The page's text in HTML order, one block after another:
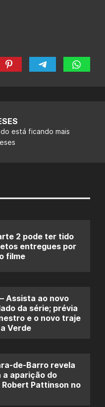
está ficando mais
2 pode ter tido
entregues por
filme
Assista ao novo
da série; prévia
e o novo traje
Verde
de-Barro revela
a aparição do
Robert Pattinson no